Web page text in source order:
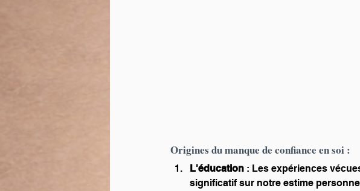
Origines du manque de confiance en soi :
L'éducation : Les expériences
significatif sur notre estime